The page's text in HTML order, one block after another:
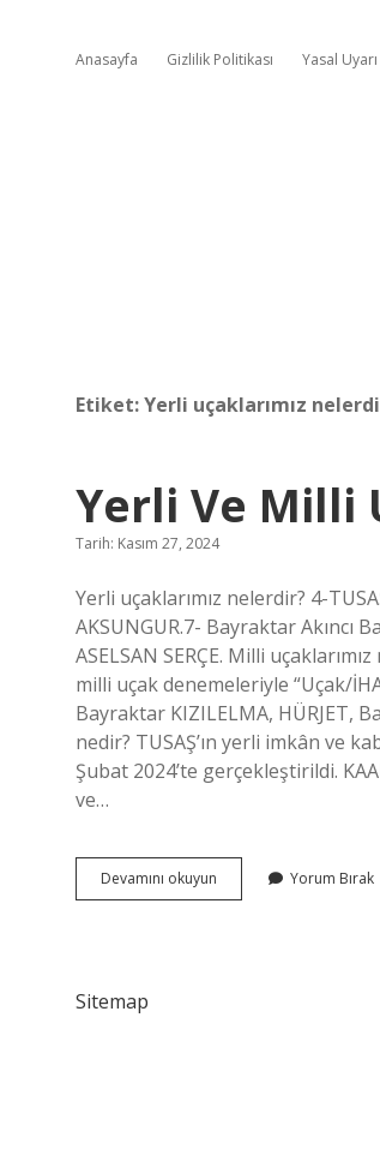
Anasayfa Gizlilik Politikası Yasal Uyarı
Etiket:Yerli uçaklarımız
Yerli Ve Milli
Tarih: Kasım 27, 2024
Yerli uçaklarımız nelerdir? 4-
AKSUNGUR.7- Bayraktar Akıncı
ASELSAN SERÇE. Milli
milli uçak denemeleriyle “Uçak/
Bayraktar KIZILELMA, HÜRJET,
nedir? TUSAŞ’ın yerli imkân ve
Şubat 2024’te gerçekleştirildi.
ve…
Devamını okuyun
Ve
Yorum Bırak
Sitemap